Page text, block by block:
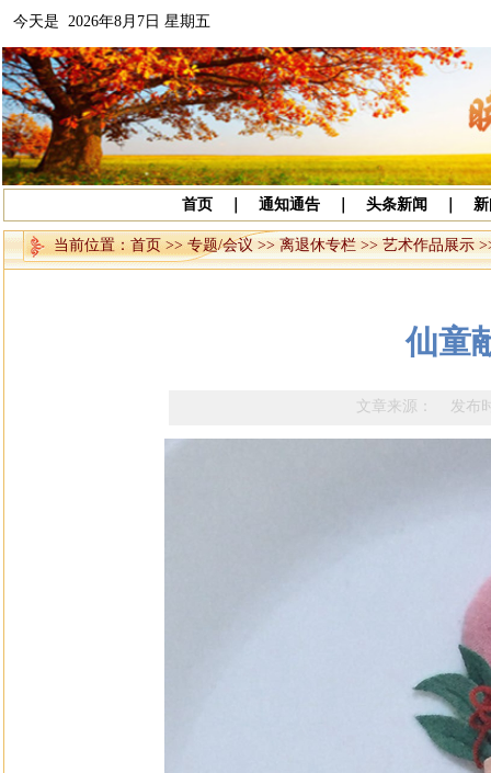
今天是 2026年8月7日 星期五
首页 通知通告 头条新闻
当前位置：首页>>专题/会议 >> 离退休专栏 >> 艺术作品展示
仙童
文章来源： 发布